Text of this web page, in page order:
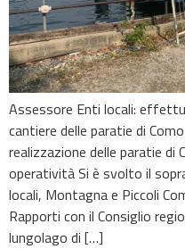
Assessore Enti locali:
cantiere delle paratie di
realizzazione delle paratie di
operatività Si è svolto il
locali, Montagna e Piccoli
Rapporti con il Consiglio
lungolago di […]